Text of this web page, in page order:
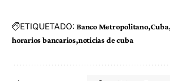
ETIQUETADO: Banco Metropolitano Cuba
horarios bancarios noticias de cuba